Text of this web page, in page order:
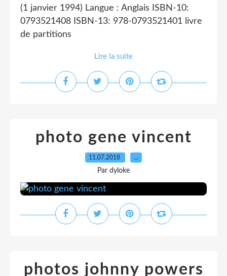
(1 janvier 1994) Langue : Anglais ISBN-10:
0793521408 ISBN-13: 978-0793521401 livre
de partitions
Lire la suite
photo gene vincent
11.07.2018 …
Par dyloke
photos johnny powers